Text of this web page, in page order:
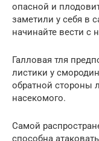
опасной и
заметили у себя в
начинайте вести с
Галловая тля
листики у
обратной стороны
насекомого.
Самой
способна